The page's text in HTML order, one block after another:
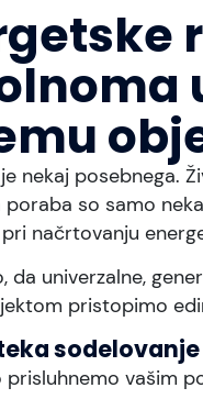
nekaj posebnega.
poraba so samo
načrtovanju
da univerzalne,
pristopimo
sodelovanje
prisluhnemo vašim